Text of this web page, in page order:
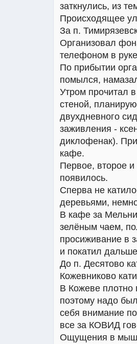
заткнулись, из
Происходящее
За п.
Организовал
телефоном в
По прибытии
помылся,
Утром прочитал
стеной,
двухдневного
заживления -
диклофенак).
кафе.
Первое, второе и
появилось.
Сперва не
деревьями,
В кафе за
зелёным чаем,
просиживание в
и покатил
До п. Десятово
Кожевниково
В Кожеве плотно
поэтому надо
себя внимание
все за КОВИД
Ощущения в